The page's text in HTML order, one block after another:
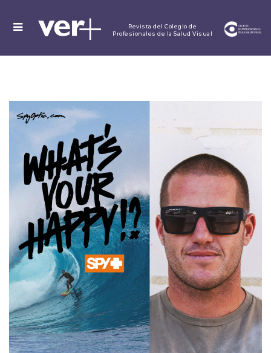
MENU
Revista del Colegio de
Profesionales de la Salud Visual